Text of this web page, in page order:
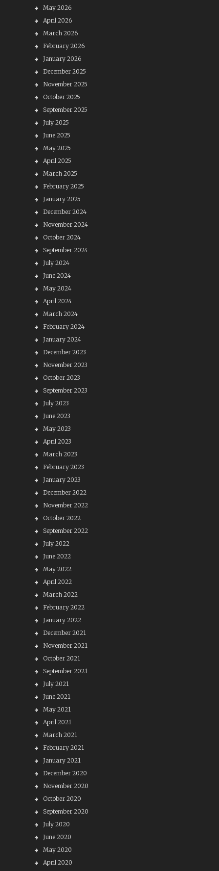
May 2026
April 2026
March 2026
February 2026
January 2026
December 2025
November 2025
October 2025
September 2025
July 2025
June 2025
May 2025
April 2025
March 2025
February 2025
January 2025
December 2024
November 2024
October 2024
September 2024
July 2024
June 2024
May 2024
April 2024
March 2024
February 2024
January 2024
December 2023
November 2023
October 2023
September 2023
July 2023
June 2023
May 2023
April 2023
March 2023
February 2023
January 2023
December 2022
November 2022
October 2022
September 2022
July 2022
June 2022
May 2022
April 2022
March 2022
February 2022
January 2022
December 2021
November 2021
October 2021
September 2021
July 2021
June 2021
May 2021
April 2021
March 2021
February 2021
January 2021
December 2020
November 2020
October 2020
September 2020
July 2020
June 2020
May 2020
April 2020